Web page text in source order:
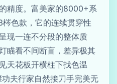
精度。富美家的8000+系
色款，它的连续贯穿性
现一连不分段的整体质
瞄看不间断盲，差异极其
天花板开横柱下找色温
夫行家自然接刀手完美无